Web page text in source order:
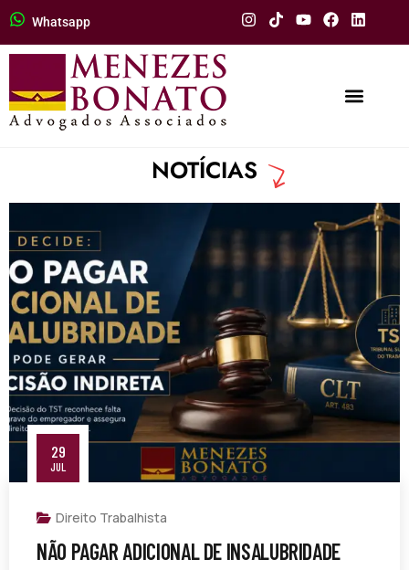
Whatsapp
NOTÍCIAS
29
JUL
Direito Trabalhista
NÃO PAGAR ADICIONAL DE INSALUBRIDADE